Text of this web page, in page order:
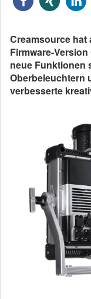
Creamsource hat
Firmware-
neue Funktionen
Oberbeleuchtern
verbesserte